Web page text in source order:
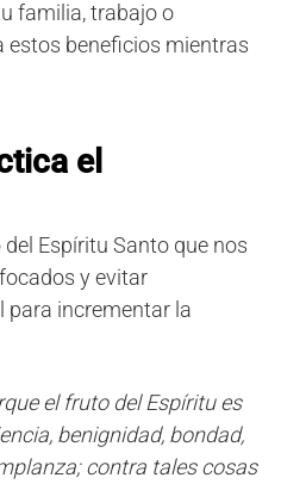
familia, trabajo o
estos beneficios mientras
el
Espíritu Santo que nos
y evitar
para incrementar la
el fruto del Espíritu es
benignidad, bondad,
contra tales cosas